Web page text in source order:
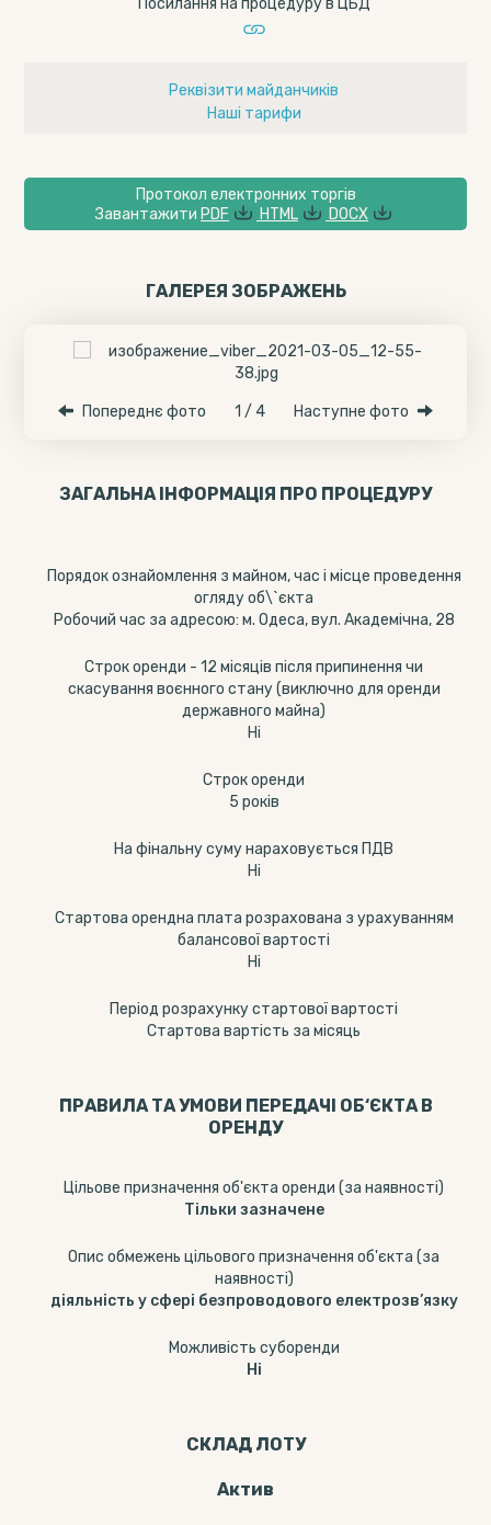
Реквізити майданчиків
Наші тарифи
Протокол електронних торгів
Завантажити PDF HTML DOCX
ГАЛЕРЕЯ ЗОБРАЖЕНЬ
Попереднє фото 1 / 4 Наступне фото
ЗАГАЛЬНА ІНФОРМАЦІЯ ПРО ПРОЦЕДУРУ
Порядок ознайомлення з майном, час і місце проведення
огляду об\`єкта
Робочий час за адресою: м. Одеса, вул. Академічна, 28
Строк оренди - 12 місяців після припинення чи
скасування воєнного стану (виключно для оренди
державного майна)
Ні
Строк оренди
5 років
На фінальну суму нараховується ПДВ
Ні
Стартова орендна плата розрахована з урахуванням
балансової вартості
Ні
Період розрахунку стартової вартості
Стартова вартість за місяць
ПРАВИЛА ТА УМОВИ ПЕРЕДАЧІ ОБ‘ЄКТА В
ОРЕНДУ
Цільове призначення об'єкта оренди (за наявності)
Тільки зазначене
Опис обмежень цільового призначення об'єкта (за
наявності)
діяльність у сфері безпроводового електрозв’язку
Можливість суборенди
Ні
СКЛАД ЛОТУ
Актив